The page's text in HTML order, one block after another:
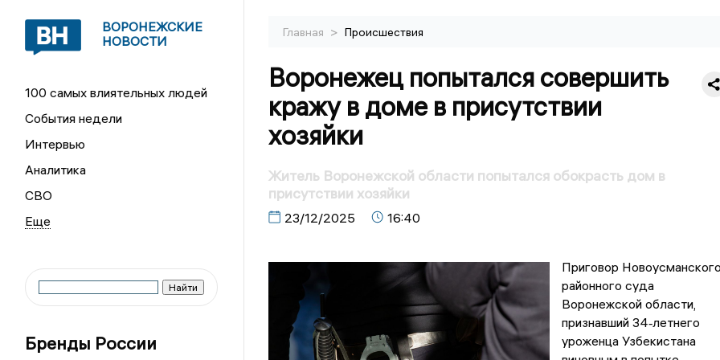
ВОРОНЕЖСКИЕ
НОВОСТИ
100 самых влиятельных людей
События недели
Интервью
Аналитика
СВО
Бренды России
Главная > Происшествия
Воронежец попытался совершить
кражу в доме в присутствии
хозяйки
Житель Воронежской области попытался обокрасть дом в
присутствии хозяйки
23/12/2025 16:40
Приговор
районного суда
Воронежской области,
признавший 34‑летнего
уроженца Узбекистана